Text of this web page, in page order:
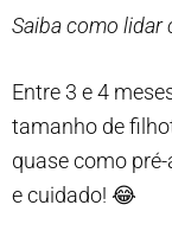
Saiba como lidar
Entre 3 e 4
tamanho de
quase como
e cuidado! 😂